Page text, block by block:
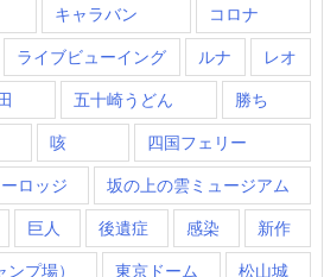
キャラバン
コロナ
ライブビューイング ルナ
レオ
五十崎うどん
勝ち
咳
四国フェリー
ロッジ
坂の上の雲ミュージアム
巨人 後遺症 感染
新作
プ場） 東京ドーム
松山城